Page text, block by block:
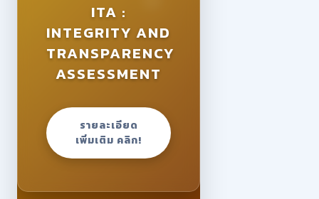
ITA :
INTEGRITY AND
TRANSPARENCY
ASSESSMENT
รายละเอียด
เพิ่มเติม คลิก!